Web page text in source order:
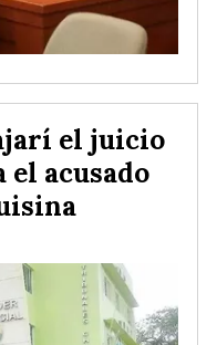
el juicio
acusado